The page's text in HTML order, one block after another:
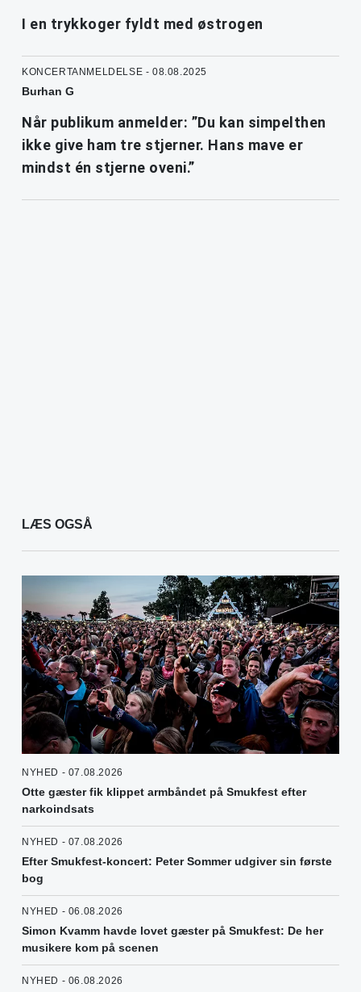
I en trykkoger fyldt med østrogen
KONCERTANMELDELSE - 08.08.2025
Burhan G
Når publikum anmelder: ”Du kan simpelthen
ikke give ham tre stjerner. Hans mave er
mindst én stjerne oveni.”
LÆS OGSÅ
NYHED - 07.08.2026
Otte gæster fik klippet armbåndet på Smukfest efter
narkoindsats
NYHED - 07.08.2026
Efter Smukfest-koncert: Peter Sommer udgiver sin første
bog
NYHED - 06.08.2026
Simon Kvamm havde lovet gæster på Smukfest: De her
musikere kom på scenen
NYHED - 06.08.2026